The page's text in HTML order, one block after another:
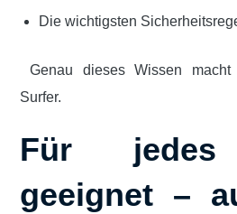
Die wichtigsten
Genau dieses Wissen
Surfer.
Für jedes
geeignet –